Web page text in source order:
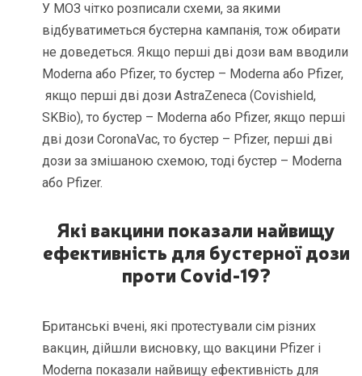
У МОЗ чітко розписали схеми, за якими
відбуватиметься бустерна кампанія, тож обирати
не доведеться. Якщо перші дві дози вам вводили
Moderna або Pfizer, то бустер – Moderna або Pfizer,
якщо перші дві дози AstraZeneca (Covishield,
SKBio), то бустер – Moderna або Pfizer, якщо перші
дві дози CoronaVac, то бустер – Pfizer, перші дві
дози за змішаною схемою, тоді бустер – Moderna
або Pfizer.
Які вакцини показали найвищу
ефективність для бустерної дози
проти Covid-19?
Британські вчені, які протестували сім різних
вакцин, дійшли висновку, що вакцини Pfizer і
Moderna показали найвищу ефективність для